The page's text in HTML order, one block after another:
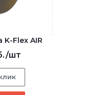
Flex AIR
/шт